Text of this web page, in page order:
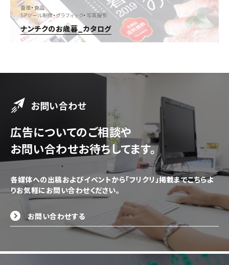
畜産・食品
SPツール制作・グラフィック・ 写真撮影
ナンチクのお歳暮_カタログ
お問い合わせ
広告についてのご相談や
お問い合わせお待ちしてます。
各媒体への出稿およびイベントから「フリクリ」掲載までこちらよ
りお気軽にお問い合わせください。
お問い合わせする